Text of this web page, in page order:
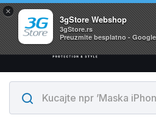
×
3gStore Webshop
3gStore.rs
Preuzmite besplatno -
Svi proizvodi su na